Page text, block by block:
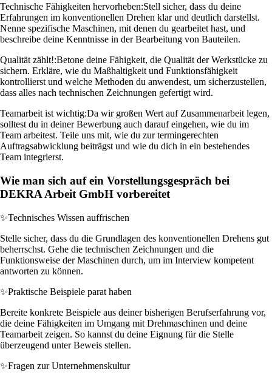
Technische Fähigkeiten hervorheben:Stell sicher, dass du deine
Erfahrungen im konventionellen Drehen klar und deutlich darstellst.
Nenne spezifische Maschinen, mit denen du gearbeitet hast, und
beschreibe deine Kenntnisse in der Bearbeitung von Bauteilen.
Qualität zählt!:Betone deine Fähigkeit, die Qualität der Werkstücke zu
sichern. Erkläre, wie du Maßhaltigkeit und Funktionsfähigkeit
kontrollierst und welche Methoden du anwendest, um sicherzustellen,
dass alles nach technischen Zeichnungen gefertigt wird.
Teamarbeit ist wichtig:Da wir großen Wert auf Zusammenarbeit legen,
solltest du in deiner Bewerbung auch darauf eingehen, wie du im
Team arbeitest. Teile uns mit, wie du zur termingerechten
Auftragsabwicklung beiträgst und wie du dich in ein bestehendes
Team integrierst.
Wie man sich auf ein Vorstellungsgespräch bei
DEKRA Arbeit GmbH vorbereitet
✨Technisches Wissen auffrischen
Stelle sicher, dass du die Grundlagen des konventionellen Drehens gut
beherrschst. Gehe die technischen Zeichnungen und die
Funktionsweise der Maschinen durch, um im Interview kompetent
antworten zu können.
✨Praktische Beispiele parat haben
Bereite konkrete Beispiele aus deiner bisherigen Berufserfahrung vor,
die deine Fähigkeiten im Umgang mit Drehmaschinen und deine
Teamarbeit zeigen. So kannst du deine Eignung für die Stelle
überzeugend unter Beweis stellen.
✨Fragen zur Unternehmenskultur